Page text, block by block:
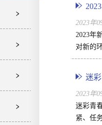
2023年
2023年
对新的
迷
2023年
迷彩青
紧、任